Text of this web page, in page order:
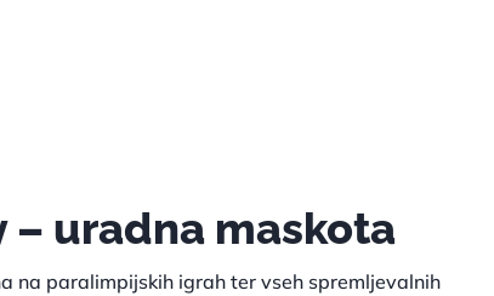
– uradna maskota
na paralimpijskih igrah ter vseh spremljevalnih